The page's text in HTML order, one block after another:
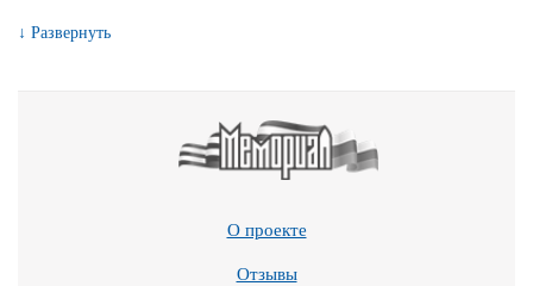
↓ Развернуть
О проекте
Отзывы